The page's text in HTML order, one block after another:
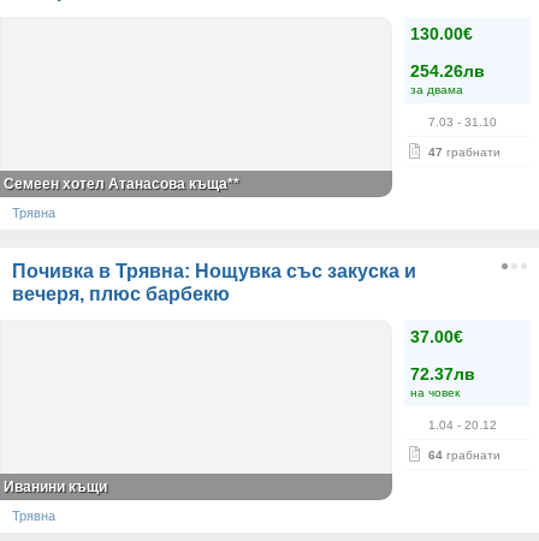
130.00€
254.26лв
за двама
7.03 - 31.10
47 грабнати
Семеен хотел Атанасова къща**
Трявна
Почивка в Трявна: Нощувка със закуска и
вечеря, плюс барбекю
37.00€
72.37лв
на човек
1.04 - 20.12
64 грабнати
Иванини къщи
Трявна